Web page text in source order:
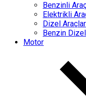
Benzinli
Elektrikli
Dizel Araçlar
Benzin
Motor